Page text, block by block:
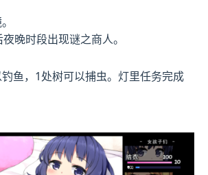
晚时段出现谜之商人。
鱼，1处树可以捕虫。灯里任务完成